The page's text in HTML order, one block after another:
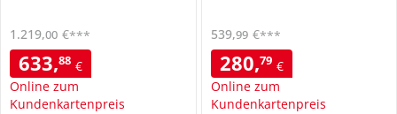
633,88 €
Online zum
Kundenkartenpreis
1.219,00 €***
280,79 €
Online zum
Kundenkartenpreis
539,99 €***